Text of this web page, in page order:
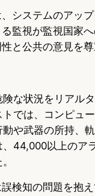
システムのアッ
監視が監視国家
と公共の意見を
な状況をリアル
では、コンピュ
や武器の所持、
44,000以上のア
検知の問題を抱